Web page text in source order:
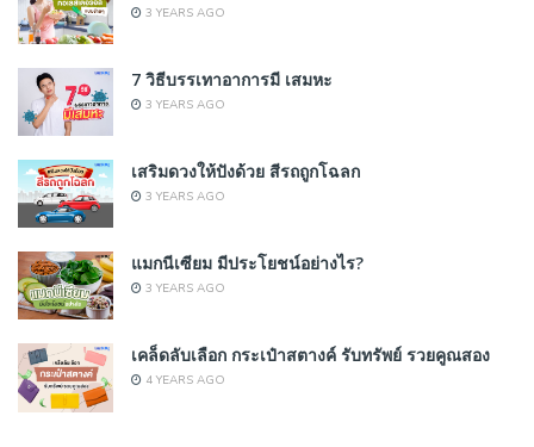
3 YEARS AGO
7 วิธีบรรเทาอาการมี เสมหะ
3 YEARS AGO
เสริมดวงให้ปังด้วย สีรถถูกโฉลก
3 YEARS AGO
แมกนีเซียม มีประโยชน์อย่างไร?
3 YEARS AGO
เคล็ดลับเลือก กระเป๋าสตางค์ รับทรัพย์ รวยคูณสอง
4 YEARS AGO